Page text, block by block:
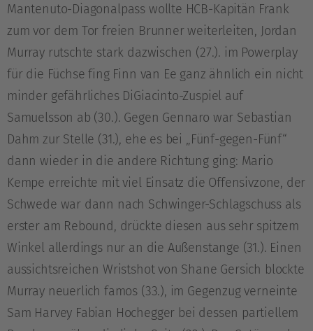
Mantenuto-Diagonalpass wollte HCB-Kapitän Frank
zum vor dem Tor freien Brunner weiterleiten, Jordan
Murray rutschte stark dazwischen (27.). im Powerplay
für die Füchse fing Finn van Ee ganz ähnlich ein nicht
minder gefährliches DiGiacinto-Zuspiel auf
Samuelsson ab (30.). Gegen Gennaro war Sebastian
Dahm zur Stelle (31.), ehe es bei „Fünf-gegen-Fünf“
dann wieder in die andere Richtung ging: Mario
Kempe erreichte mit viel Einsatz die Offensivzone, der
Schwede war dann nach Schwinger-Schlagschuss als
erster am Rebound, drückte diesen aus sehr spitzem
Winkel allerdings nur an die Außenstange (31.). Einen
aussichtsreichen Wristshot von Shane Gersich blockte
Murray neuerlich famos (33.), im Gegenzug verneinte
Sam Harvey Fabian Hochegger bei dessen partiellem